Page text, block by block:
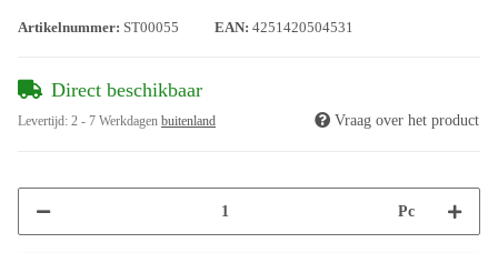
Artikelnummer: ST00055 EAN: 4251420504531
Direct beschikbaar
Levertijd: 2 - 7 Werkdagen buitenland Vraag over het product
Pc